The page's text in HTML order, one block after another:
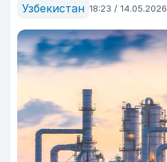
Узбекистан 18:23 / 14.05.2026